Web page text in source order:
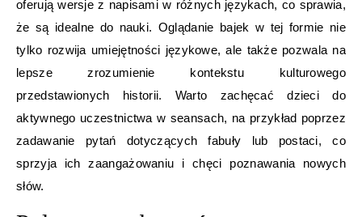
oferują wersje z napisami w różnych językach, co sprawia,
że są idealne do nauki. Oglądanie bajek w tej formie nie
tylko rozwija umiejętności językowe, ale także pozwala na
lepsze zrozumienie kontekstu kulturowego
przedstawionych historii. Warto zachęcać dzieci do
aktywnego uczestnictwa w seansach, na przykład poprzez
zadawanie pytań dotyczących fabuły lub postaci, co
sprzyja ich zaangażowaniu i chęci poznawania nowych
słów.